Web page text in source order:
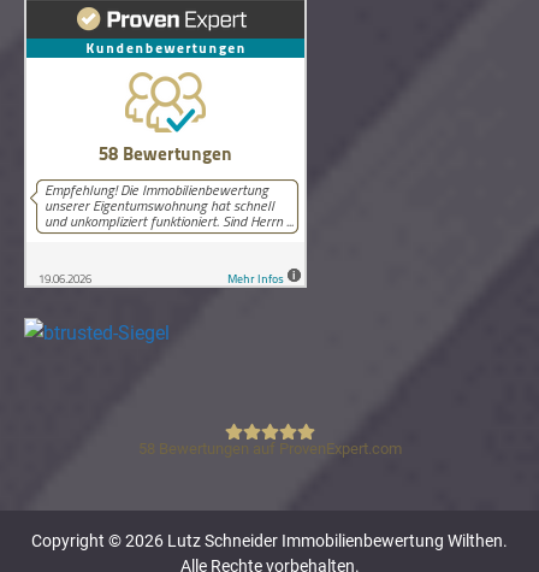
Lutz Schneider Immobilienbewertung
58 Bewertungen auf ProvenExpert.com
Copyright © 2026 Lutz Schneider Immobilienbewertung Wilthen.
Alle Rechte vorbehalten.